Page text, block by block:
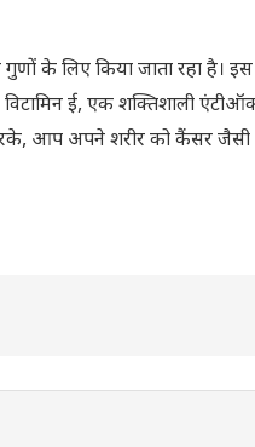
के लिए किया जाता रहा है।
विटामिन ई, एक शक्तिशाली
आप अपने शरीर को कैंसर जैसी